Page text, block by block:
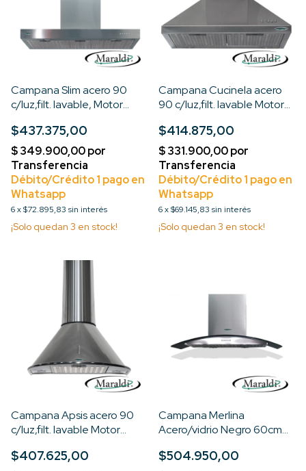
Campana Slim acero 90
c/luz,filt. lavable, Motor
$437.375,00
6x$72.895,83 sin interés
¡Solo quedan 3 en stock!
Campana Cucinela acero
90 c/luz,filt. lavable Motor
$414.875,00
6x$69.145,83 sin interés
¡Solo quedan 3 en stock!
Campana Apsis acero 90
c/luz,filt. lavable Motor
$407.625,00
Campana Merlina
Acero/vidrio Negro 60cm
Turbo 3V
$504.950,00